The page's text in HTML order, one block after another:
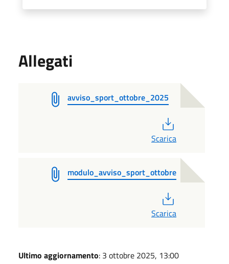
Allegati
avviso_sport_ottobre_2025
Scarica
modulo_avviso_sport_ottobre
Scarica
Ultimo aggiornamento: 3 ottobre 2025, 13:00